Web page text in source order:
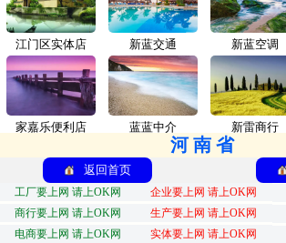
江门区实体店 新蓝交通
家嘉乐便利店 蓝蓝中介
新蓝空调
新雷商行
河南省
返回首页
工厂要上网 请上OK网 企业要上网 请上OK网
商行要上网 请上OK网
生产要上网 请上OK网
电商要上网 请上OK网
实体要上网 请上OK网